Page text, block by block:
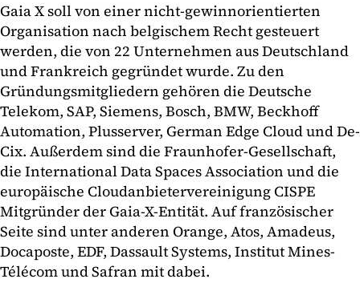
Gaia X soll von einer nicht-gewinnorientierten
Organisation nach belgischem Recht gesteuert
werden, die von 22 Unternehmen aus Deutschland
und Frankreich gegründet wurde. Zu den
Gründungsmitgliedern gehören die Deutsche
Telekom, SAP, Siemens, Bosch, BMW, Beckhoff
Automation, Plusserver, German Edge Cloud und De-
Cix. Außerdem sind die Fraunhofer-Gesellschaft,
die International Data Spaces Association und die
europäische Cloudanbietervereinigung CISPE
Mitgründer der Gaia-X-Entität. Auf französischer
Seite sind unter anderen Orange, Atos, Amadeus,
Docaposte, EDF, Dassault Systems, Institut Mines-
Télécom und Safran mit dabei.